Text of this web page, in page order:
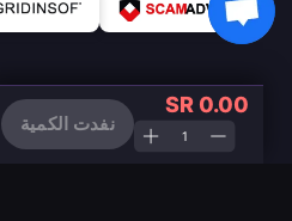
SR 0.00
نفدت الكمية